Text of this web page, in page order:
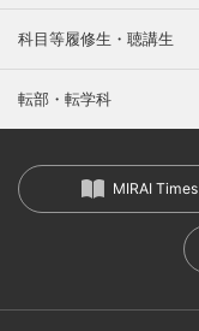
科目等履修生・聴講生
転部・転学科
MIRAI Times